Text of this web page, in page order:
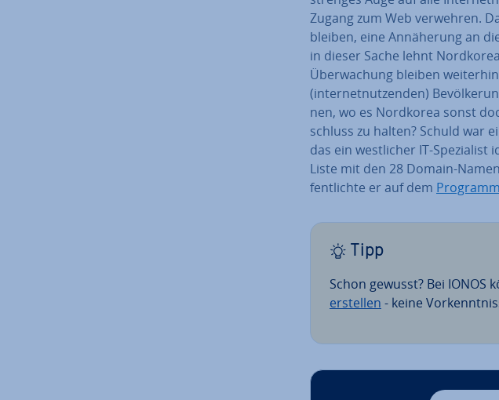
Zugang zum Web verwehren.
bleiben, eine An­nä­he­rung an
in dieser Sache lehnt
Über­wa­chung bleiben
(in­ter­net­nut­zen­den)
nen, wo es Nordkorea sonst
schluss zu halten? Schuld war
das ein west­li­cher IT-Spe­zia­list
Liste mit den 28 Domain-
fent­lich­te er auf dem
Tipp
Schon gewusst? Bei IONOS
erstellen - keine